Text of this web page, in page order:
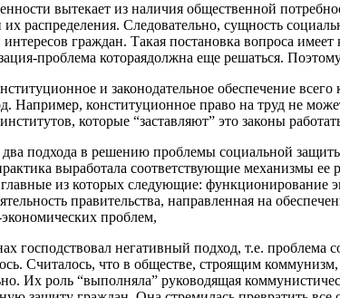
вытекает из наличия общественной
распределения. Следовательно, сущность
граждан. Такая постановка вопроса
проблема котораядолжна еще решаться.
и зако­нодательное обеспечение
Например, конституционное право на труд не
которые “заставляют” это законы
подхода в решению проблемы социальной
выработала соответствующие механизмы
из которых следующие: функционирование
правительства, напра­вленная на
проблем,
господствовал нега­тивный подход, т.е.
Считалось, что в обществе, строящим
Их роль “выполняла” руководящая